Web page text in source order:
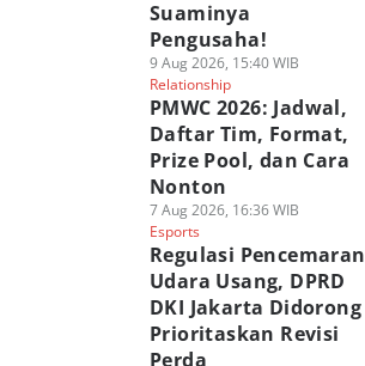
Suaminya
Pengusaha!
9 Aug 2026, 15:40 WIB
Relationship
PMWC 2026: Jadwal,
Daftar Tim, Format,
Prize Pool, dan Cara
Nonton
7 Aug 2026, 16:36 WIB
Esports
Regulasi Pencemaran
Udara Usang, DPRD
DKI Jakarta Didorong
Prioritaskan Revisi
Perda